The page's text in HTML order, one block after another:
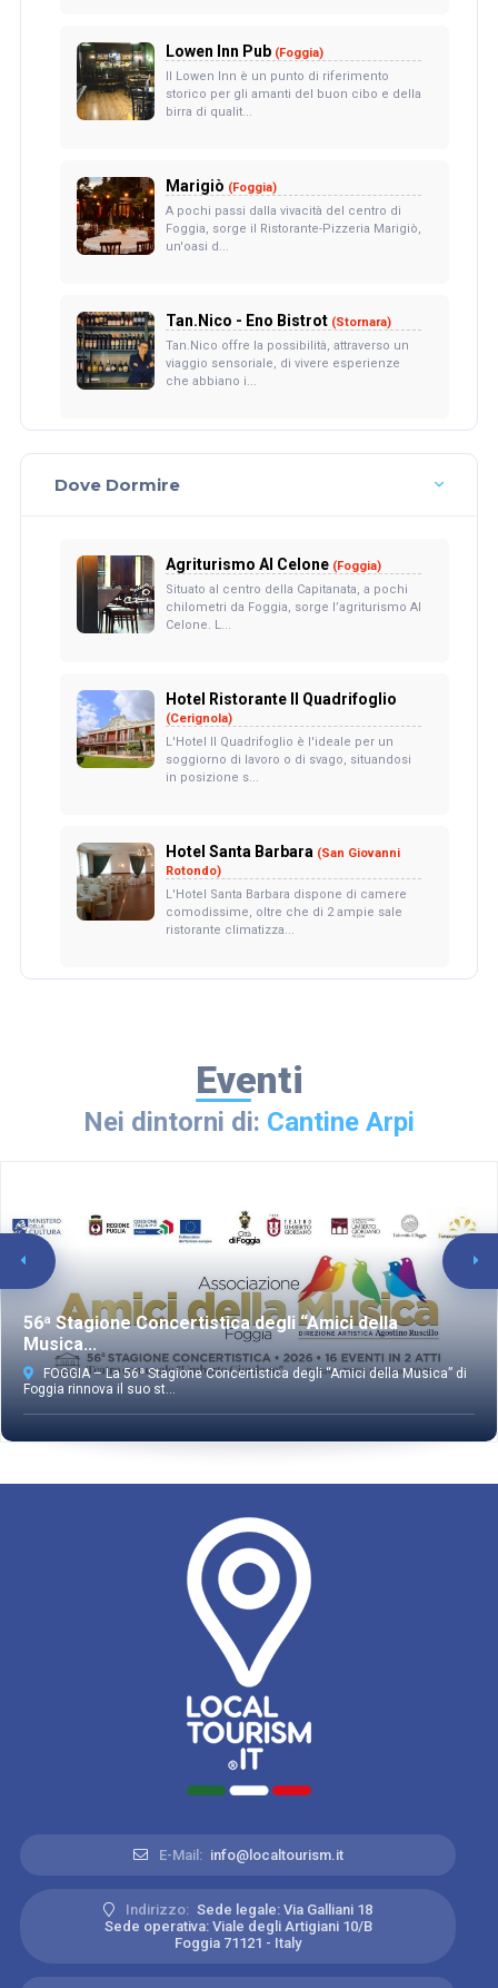
Lowen Inn Pub (Foggia)
Il Lowen Inn è un punto di riferimento
storico per gli amanti del buon cibo e della
birra di qualit...
Marigiò (Foggia)
A pochi passi dalla vivacità del centro di
Foggia, sorge il Ristorante-Pizzeria Marigiò,
un'oasi d...
Tan.Nico - Eno Bistrot (Stornara)
Tan.Nico offre la possibilità, attraverso un
viaggio sensoriale, di vivere esperienze
che abbiano i...
Dove Dormire
Agriturismo Al Celone (Foggia)
Situato al centro della Capitanata, a pochi
chilometri da Foggia, sorge l’agriturismo Al
Celone. L...
Hotel Ristorante Il Quadrifoglio
(Cerignola)
L'Hotel Il Quadrifoglio è l'ideale per un
soggiorno di lavoro o di svago, situandosi
in posizione s...
Hotel Santa Barbara (San Giovanni
Rotondo)
L'Hotel Santa Barbara dispone di camere
comodissime, oltre che di 2 ampie sale
ristorante climatizza...
Eventi
Nei dintorni di: Cantine Arpi
56ª Stagione Concertistica degli “Amici della
Musica...
FOGGIA – La 56ª Stagione Concertistica degli “Amici della Musica” di
Foggia rinnova il suo st...
E-Mail: info@localtourism.it
Indirizzo: Sede legale: Via Galliani 18
Sede operativa: Viale degli Artigiani 10/B
Foggia 71121 - Italy